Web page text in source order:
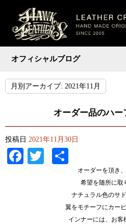
オフィシャルブログ
月別アーカイブ: 2021年11月
オーダー品のハー
投稿日 2021年11月30日
Facebook
Twitter
有
オーダーを頂き
希望を随所に取
ナチュラル色のサ
翼をモチーフにカー
インナーには、お客